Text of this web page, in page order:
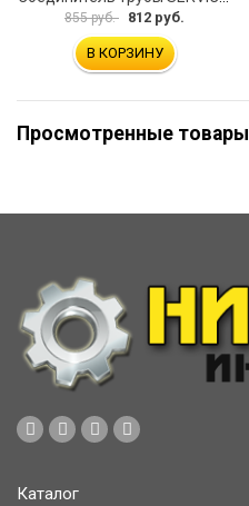
855 руб. 812 руб.
В КОРЗИНУ
Просмотренные товары
Каталог